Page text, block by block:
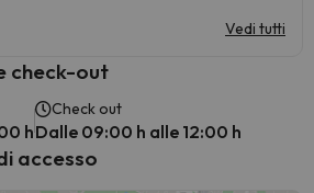
Vedi tutti
check-out
h
Check out
Dalle 09:00 h alle 12:00 h
accesso